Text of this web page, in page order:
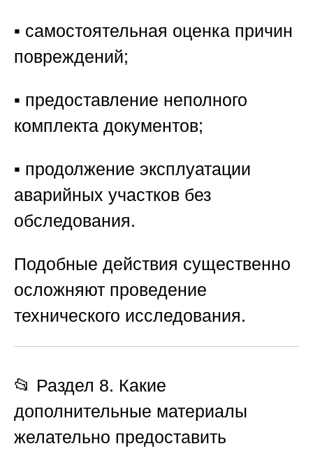
▪️ самостоятельная оценка причин
повреждений;
▪️ предоставление неполного
комплекта документов;
▪️ продолжение эксплуатации
аварийных участков без
обследования.
Подобные действия существенно
осложняют проведение
технического исследования.
📂 Раздел 8. Какие
дополнительные материалы
желательно предоставить